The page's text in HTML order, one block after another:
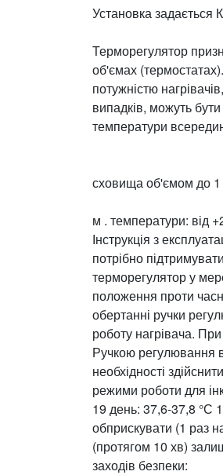
Установка задається
Терморегулятор
об'ємах
потужністю
випадків, можуть
температури
сховищаоб'ємом до 1
м . температури: від
Інструкція з
потрібно
терморегулятор у
положення проти
обертанні ручки
роботу нагрівача.
Ручкою регулювання
необхідності
режими роботи для
19 день: 37,6-37,8 °С
обприскувати (1 раз
(протягом 10 хв)
заходів безпеки: